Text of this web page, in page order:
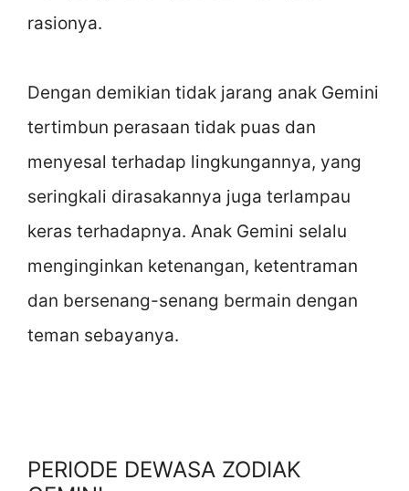
rasionya.
Dengan demikian tidak jarang anak Gemini
tertimbun perasaan tidak puas dan
menyesal terhadap lingkungannya, yang
seringkali dirasakannya juga terlampau
keras terhadapnya. Anak Gemini selalu
menginginkan ketenangan, ketentraman
dan bersenang-senang bermain dengan
teman sebayanya.
PERIODE DEWASA ZODIAK